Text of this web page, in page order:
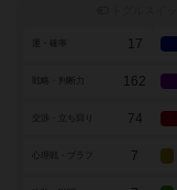
17
戦略・判断力 162
74
7